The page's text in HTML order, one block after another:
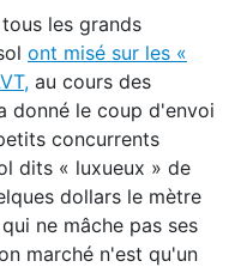
les grands
ont misé sur les «
au cours des
donné le coup d'envoi
concurrents
dits « luxueux » de
dollars le mètre
ne mâche pas ses
marché n'est qu'un